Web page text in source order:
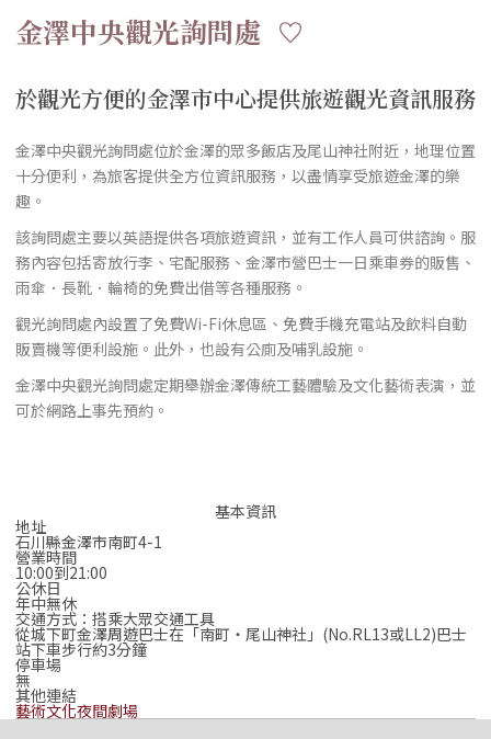
金澤中央觀光詢問處
於觀光方便的金澤市中心提供旅遊觀光資訊服務
金澤中央觀光詢問處位於金澤的眾多飯店及尾山神社附近，地理位置
十分便利，為旅客提供全方位資訊服務，以盡情享受旅遊金澤的樂
趣。
該詢問處主要以英語提供各項旅遊資訊，並有工作人員可供諮詢。服
務內容包括寄放行李、宅配服務、金澤市營巴士一日乘車券的販售、
雨傘．長靴．輪椅的免費出借等各種服務。
觀光詢問處內設置了免費Wi-Fi休息區、免費手機充電站及飲料自動
販賣機等便利設施。此外，也設有公廁及哺乳設施。
金澤中央觀光詢問處定期舉辦金澤傳統工藝體驗及文化藝術表演，並
可於網路上事先預約。
基本資訊
地址
石川縣金澤市南町4-1
營業時間
10:00到21:00
公休日
年中無休
交通方式：搭乘大眾交通工具
從城下町金澤周遊巴士在「南町‧尾山神社」(No.RL13或LL2)巴士
站下車步行約3分鐘
停車場
無
其他連結
藝術文化夜間劇場